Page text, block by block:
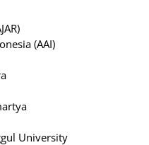
(AAI)
University